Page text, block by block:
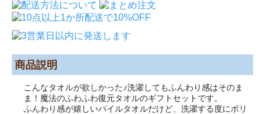
商品説明
こんなタオルが欲しかった♪洗濯してもふんわり感はそのま
ま！魔法のふわふわ復元タオルのギフトセットです。
ふんわり感が嬉しいパイルタオルだけど、洗濯する度にボリ